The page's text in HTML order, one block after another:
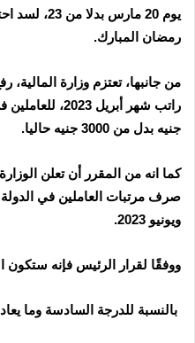
يوم 20 مارس
رمضان المبارك.
من جانبها، تعتزم وزارة المالية،
جنيه بدل من 3000 جنيه حاليا
.
كما انه من المقرر أن تعلن
صرف مرتبات العاملين في
ويونيو 2023
.
ووفقًا لقرار الرئيس فإنه ستكون
بالنسبة للدرجة السادسة وما يعادلها لتكون